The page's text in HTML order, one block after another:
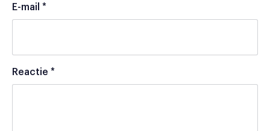
E-mail *
Reactie *